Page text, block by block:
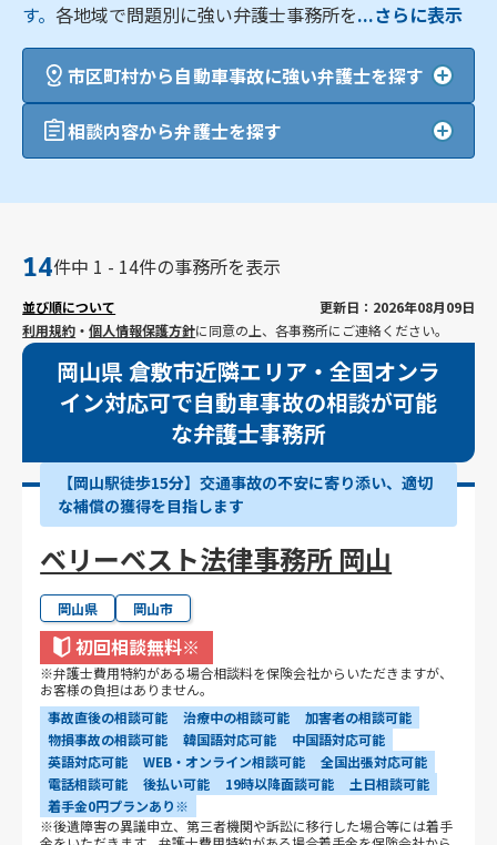
す。各地域で問題別に強い弁護士事務所を...さらに表示
市区町村から自動車事故に強い弁護士を探す
相談内容から弁護士を探す
14件中 1 - 14件の事務所を表示
並び順について
更新日：2026年08月09日
利用規約 ・個人情報保護方針に同意の上、各事務所にご連絡ください。
岡山県 倉敷市近隣エリア・全国オンラ
イン対応可で自動車事故の相談が可能
な弁護士事務所
【岡山駅徒歩15分】交通事故の不安に寄り添い、適切
な補償の獲得を目指します
ベリーベスト法律事務所 岡山
岡山県 岡山市
初回相談無料※
※弁護士費用特約がある場合相談料を保険会社からいただきますが、
お客様の負担はありません。
事故直後の相談可能
治療中の相談可能
加害者の相談可能
物損事故の相談可能
韓国語対応可能
中国語対応可能
英語対応可能
WEB・オンライン相談可能
全国出張対応可能
電話相談可能
後払い可能 19時以降面談可能
土日相談可能
着手金0円プランあり※
※後遺障害の異議申立、第三者機関や訴訟に移行した場合等には着手